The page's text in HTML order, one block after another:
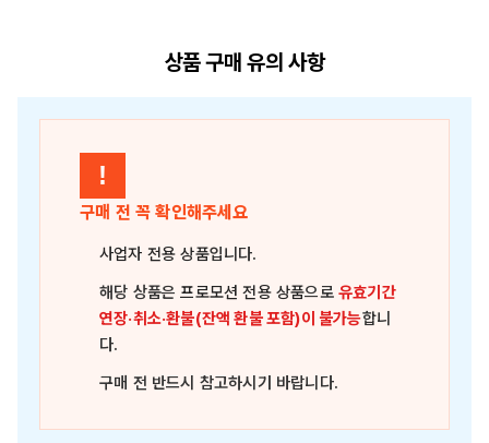
상품 구매 유의 사항
!
구매 전 꼭 확인해주세요
사업자 전용 상품입니다.
해당 상품은프로모션 전용 상품으로유효기간
연장·취소·환불(잔액 환불 포함)이 불가능합니
다.
구매 전 반드시 참고하시기 바랍니다.